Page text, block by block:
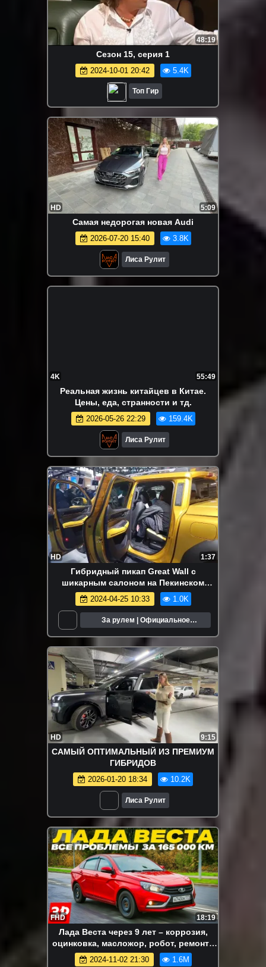
48:19
Сезон 15, серия 1
2024-10-01 20:42 5.4K
Топ Гир
HD 5:09
Самая недорогая новая Audi
2026-07-20 15:40 3.8K
Лиса Рулит
4K 55:49
Реальная жизнь китайцев в Китае.
Цены, еда, странности и тд.
2026-05-26 22:29 159.4K
Лиса Рулит
HD 1:37
Гибридный пикап Great Wall с
шикарным салоном на Пекинском
автосалоне
2024-04-25 10:33 1.0K
За рулем | Официальное
сообщество
HD 9:15
САМЫЙ ОПТИМАЛЬНЫЙ ИЗ ПРЕМИУМ
ГИБРИДОВ
2026-01-20 18:34 10.2K
Лиса Рулит
FHD 18:19
Лада Веста через 9 лет – коррозия,
оцинковка, масложор, робот, ремонт /
Lada Vesta б/у тест обзор
2024-11-02 21:30 1.6M